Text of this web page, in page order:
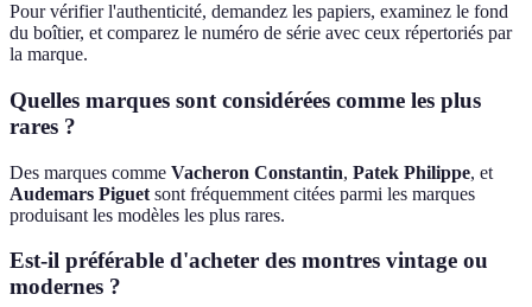
Pour vérifier l'authenticité, demandez les papiers, examinez le fond
du boîtier, et comparez le numéro de série avec ceux répertoriés par
la marque.
Quelles marques sont considérées comme les plus
rares ?
Des marques comme Vacheron Constantin, Patek Philippe, et
Audemars Piguet sont fréquemment citées parmi les marques
produisant les modèles les plus rares.
Est-il préférable d'acheter des montres vintage ou
modernes ?